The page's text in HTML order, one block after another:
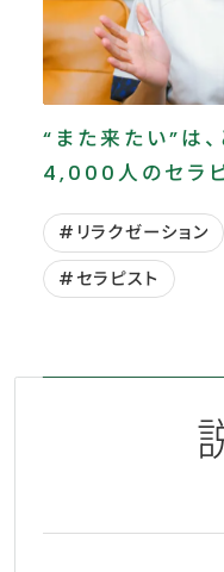
“また来たい”は
4,000人のセラ
のプロ”が語る
#リラクゼーション
#セラピスト